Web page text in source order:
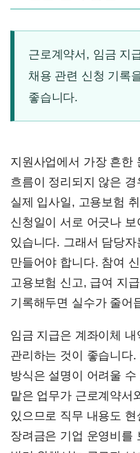
근로계약서, 임금 지
채용 관련 신청 기록
좋습니다.
지원사업에서 가장 흔한
흐름이 정리되지 않은
실제 입사일, 고용보험
신청일이 서로 어긋나
있습니다. 그래서 담당
만들어야 합니다. 참여
고용보험 신고, 급여 지
기록해두면 실수가 줄어
임금 지급은 계좌이체
관리하는 것이 좋습니다
방식은 설명이 어려울
맡은 업무가 근로계약서
있으므로 직무 내용도
장려금은 기업 운영비를